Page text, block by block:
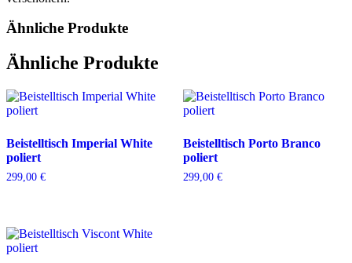
Ähnliche Produkte
Ähnliche Produkte
Beistelltisch Imperial White
poliert
299,00 €
Beistelltisch Porto Branco
poliert
299,00 €